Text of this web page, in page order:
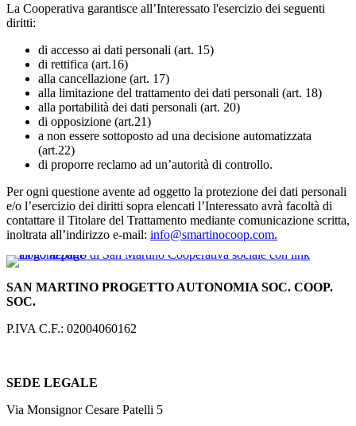
La Cooperativa garantisce all’Interessato l'esercizio dei seguenti
diritti:
di accesso ai dati personali (art. 15)
di rettifica (art.16)
alla cancellazione (art. 17)
alla limitazione del trattamento dei dati personali (art. 18)
alla portabilità dei dati personali (art. 20)
di opposizione (art.21)
a non essere sottoposto ad una decisione automatizzata
(art.22)
di proporre reclamo ad un’autorità di controllo.
Per ogni questione avente ad oggetto la protezione dei dati personali
e/o l’esercizio dei diritti sopra elencati l’Interessato avrà facoltà di
contattare il Titolare del Trattamento mediante comunicazione scritta,
inoltrata all’indirizzo e-mail: info@smartinocoop.com.
SAN MARTINO PROGETTO AUTONOMIA SOC. COOP.
SOC.
P.IVA C.F.: 02004060162
SEDE LEGALE
Via Monsignor Cesare Patelli 5